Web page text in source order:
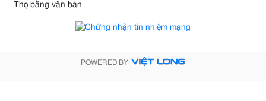
Thọ bằng văn bản
POWERED BY